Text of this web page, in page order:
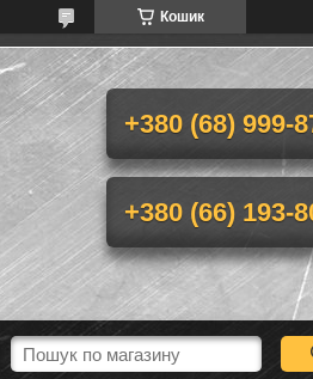
Кошик
+380 (68) 999-
+380 (66) 193-